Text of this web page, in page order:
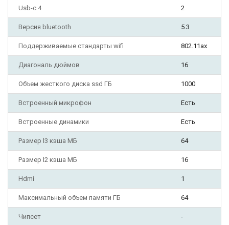
Usb-c 4 2
Версия bluetooth 5.3
Поддерживаемые стандарты wifi 802.11ax
Диагональ дюймов 16
Объем жесткого диска ssd ГБ 1000
Встроенный микрофон Есть
Встроенные динамики Есть
Размер l3 кэша МБ 64
Размер l2 кэша МБ 16
Hdmi 1
Максимальный объем памяти ГБ 64
Чипсет -